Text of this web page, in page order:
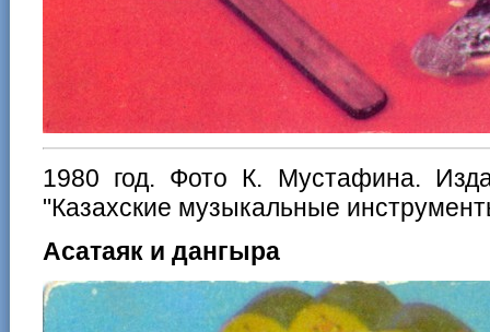
1980 год. Фото К. Мустафина.
"Казахские музыкальные
Асатаяк и дангыра